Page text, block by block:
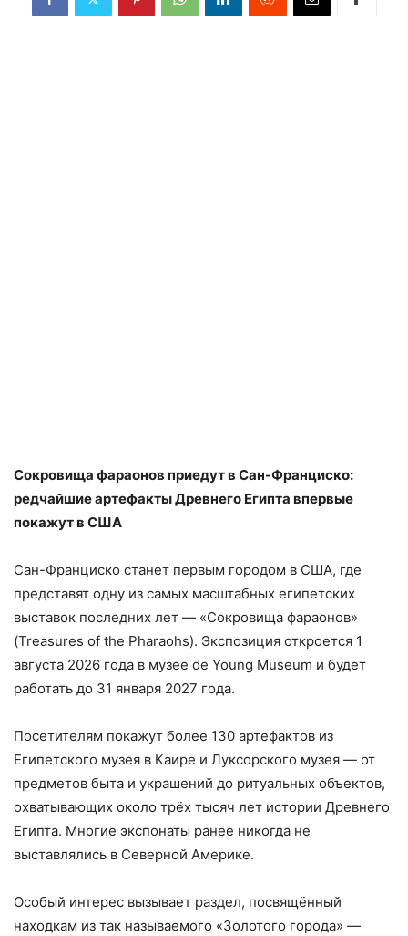
Сокровища фараонов приедут в Сан-Франциско:
редчайшие артефакты Древнего Египта впервые
покажут в США
Сан-Франциско станет первым городом в США, где
представят одну из самых масштабных египетских
выставок последних лет — «Сокровища фараонов»
(Treasures of the Pharaohs). Экспозиция откроется 1
августа 2026 года в музее de Young Museum и будет
работать до 31 января 2027 года.
Посетителям покажут более 130 артефактов из
Египетского музея в Каире и Луксорского музея — от
предметов быта и украшений до ритуальных объектов,
охватывающих около трёх тысяч лет истории Древнего
Египта. Многие экспонаты ранее никогда не
выставлялись в Северной Америке.
Особый интерес вызывает раздел, посвящённый
находкам из так называемого «Золотого города» —